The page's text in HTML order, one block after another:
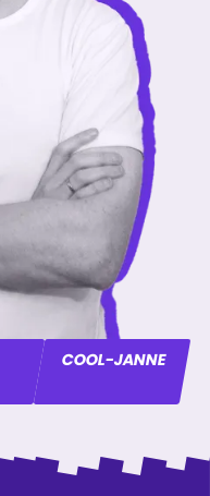
COOL-JANNE